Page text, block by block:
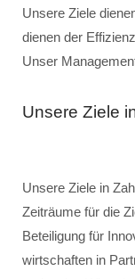
Unsere Ziele
dienen der
Unser
Unsere Ziele
Unsere Ziele in
Zeiträume für die
Beteiligung für
wirtschaften in